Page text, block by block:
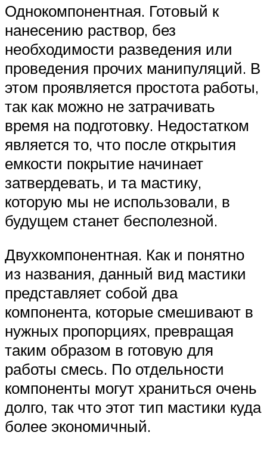
Однокомпонентная. Готовый к
нанесению раствор, без
необходимости разведения или
проведения прочих манипуляций. В
этом проявляется простота работы,
так как можно не затрачивать
время на подготовку. Недостатком
является то, что после открытия
емкости покрытие начинает
затвердевать, и та мастику,
которую мы не использовали, в
будущем станет бесполезной.
Двухкомпонентная. Как и понятно
из названия, данный вид мастики
представляет собой два
компонента, которые смешивают в
нужных пропорциях, превращая
таким образом в готовую для
работы смесь. По отдельности
компоненты могут храниться очень
долго, так что этот тип мастики куда
более экономичный.